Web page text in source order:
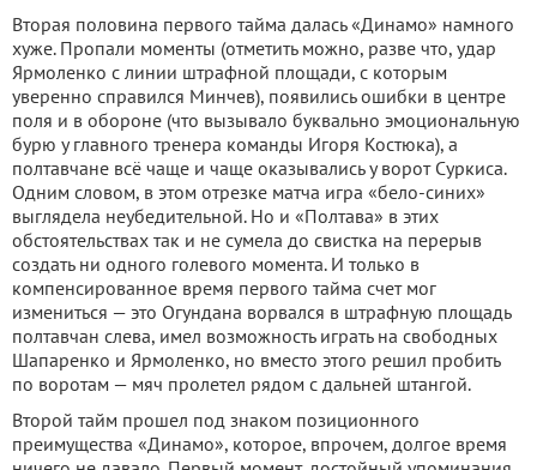
Вторая половина первого тайма далась «Динамо» намного
хуже. Пропали моменты (отметить можно, разве что, удар
Ярмоленко с линии штрафной площади, с которым
уверенно справился Минчев), появились ошибки в центре
поля и в обороне (что вызывало буквально эмоциональную
бурю у главного тренера команды Игоря Костюка), а
полтавчане всё чаще и чаще оказывались у ворот Суркиса.
Одним словом, в этом отрезке матча игра «бело-синих»
выглядела неубедительной. Но и «Полтава» в этих
обстоятельствах так и не сумела до свистка на перерыв
создать ни одного голевого момента. И только в
компенсированное время первого тайма счет мог
измениться — это Огундана ворвался в штрафную площадь
полтавчан слева, имел возможность играть на свободных
Шапаренко и Ярмоленко, но вместо этого решил пробить
по воротам — мяч пролетел рядом с дальней штангой.
Второй тайм прошел под знаком позиционного
преимущества «Динамо», которое, впрочем, долгое время